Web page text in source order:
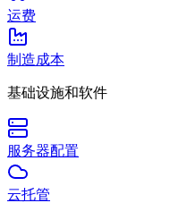
运费
制造成本
基础设施和软件
服务器配置
云托管